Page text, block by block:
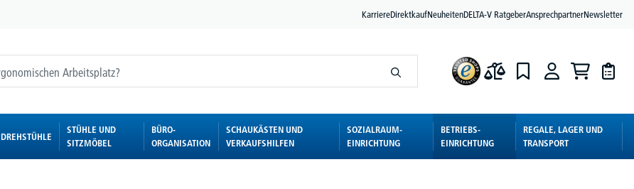
KarriereDirektkaufNeuheitenDELTA-V RatgeberAnsprechpartnerNewsletter
DREHSTÜHLE
STÜHLE UND
SITZMÖBEL
BÜRO-
ORGANISATION
SCHAUKÄSTEN UND
VERKAUFSHILFEN
SOZIALRAUM-
EINRICHTUNG
BETRIEBS-
EINRICHTUNG
REGALE, LAGER UND
TRANSPORT